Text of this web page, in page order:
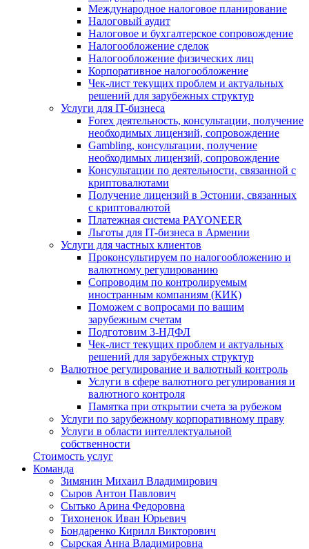
Международное налоговое планирование
Налоговый аудит
Налоговое и бухгалтерское сопровождение
Налогообложение сделок
Налогообложение физических лиц
Корпоративное налогообложение
Чек-лист текущих проблем и актуальных
решений для зарубежных структур
Услуги для IT-бизнеса
Forex деятельность, консультации, получение
необходимых лицензий, сопровождение
Gambling, консультации, получение
необходимых лицензий, сопровождение
Консультации по деятельности, связанной с
криптовалютами
Получение лицензий в Эстонии, связанных
с криптовалютой
Платежная система PAYONEER
Льготы для IT-бизнеса в Армении
Услуги для частных клиентов
Проконсультируем по налогообложению и
валютному регулированию
Сопроводим по контролируемым
иностранным компаниям (КИК)
Поможем с вопросами по вашим
зарубежным счетам
Подготовим 3-НДФЛ
Чек-лист текущих проблем и актуальных
решений для зарубежных структур
Валютное регулирование и валютный контроль
Услуги в сфере валютного регулирования и
валютного контроля
Памятка при открытии счета за рубежом
Услуги по зарубежному корпоративному праву
Услуги в области интеллектуальной
собственности
Стоимость услуг
Команда
Зимянин Михаил Владимирович
Сыров Антон Павлович
Сытько Арина Федоровна
Тихоненок Иван Юрьевич
Бондаренко Кирилл Викторович
Сырская Анна Владимировна